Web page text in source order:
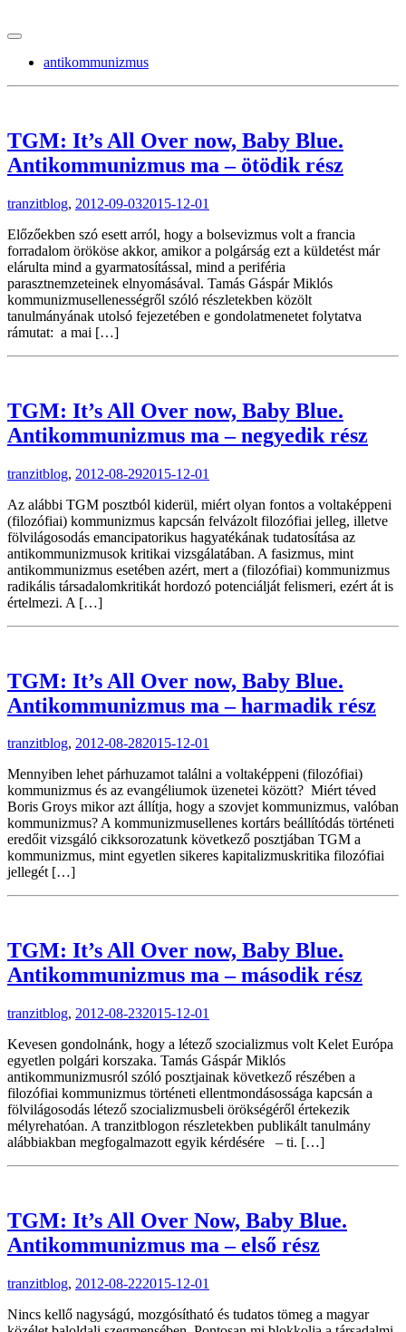
antikommunizmus
TGM: It’s All Over now, Baby Blue.
Antikommunizmus ma – ötödik rész
tranzitblog, 2012-09-032015-12-01
Előzőekben szó esett arról, hogy a bolsevizmus volt a francia
forradalom örököse akkor, amikor a polgárság ezt a küldetést már
elárulta mind a gyarmatosítással, mind a periféria
parasztnemzeteinek elnyomásával. Tamás Gáspár Miklós
kommunizmusellenességről szóló részletekben közölt
tanulmányának utolsó fejezetében e gondolatmenetet folytatva
rámutat: a mai […]
TGM: It’s All Over now, Baby Blue.
Antikommunizmus ma – negyedik rész
tranzitblog, 2012-08-292015-12-01
Az alábbi TGM posztból kiderül, miért olyan fontos a voltaképpeni
(filozófiai) kommunizmus kapcsán felvázolt filozófiai jelleg, illetve
fölvilágosodás emancipatorikus hagyatékának tudatosítása az
antikommunizmusok kritikai vizsgálatában. A fasizmus, mint
antikommunizmus esetében azért, mert a (filozófiai) kommunizmus
radikális társadalomkritikát hordozó potenciálját felismeri, ezért át is
értelmezi. A […]
TGM: It’s All Over now, Baby Blue.
Antikommunizmus ma – harmadik rész
tranzitblog, 2012-08-282015-12-01
Mennyiben lehet párhuzamot találni a voltaképpeni (filozófiai)
kommunizmus és az evangéliumok üzenetei között? Miért téved
Boris Groys mikor azt állítja, hogy a szovjet kommunizmus, valóban
kommunizmus? A kommunizmusellenes kortárs beállítódás történeti
eredőit vizsgáló cikksorozatunk következő posztjában TGM a
kommunizmus, mint egyetlen sikeres kapitalizmuskritika filozófiai
jellegét […]
TGM: It’s All Over now, Baby Blue.
Antikommunizmus ma – második rész
tranzitblog, 2012-08-232015-12-01
Kevesen gondolnánk, hogy a létező szocializmus volt Kelet Európa
egyetlen polgári korszaka. Tamás Gáspár Miklós
antikommunizmusról szóló posztjainak következő részében a
filozófiai kommunizmus történeti ellentmondásossága kapcsán a
fölvilágosodás létező szocializmusbeli örökségéről értekezik
mélyrehatóan. A tranzitblogon részletekben publikált tanulmány
alábbiakban megfogalmazott egyik kérdésére – ti. […]
TGM: It’s All Over Now, Baby Blue.
Antikommunizmus ma – első rész
tranzitblog, 2012-08-222015-12-01
Nincs kellő nagyságú, mozgósítható és tudatos tömeg a magyar